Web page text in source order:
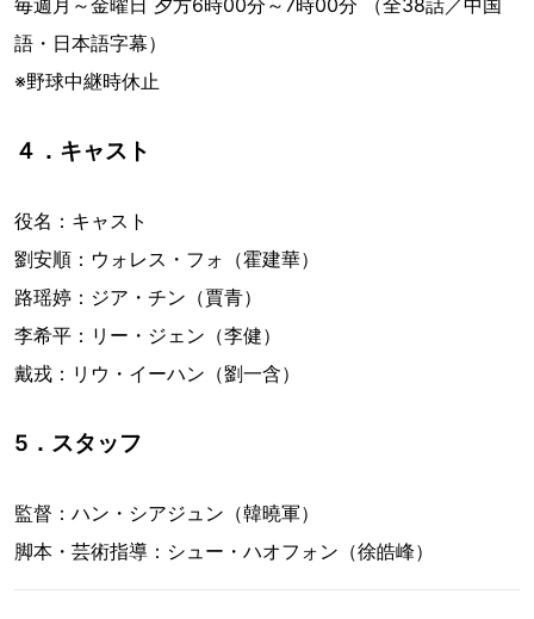
毎週月～金曜日 夕方6時00分～7時00分 （全38話／中国
語・日本語字幕）
※野球中継時休止
４．キャスト
役名：キャスト
劉安順：ウォレス・フォ（霍建華）
路瑶婷：ジア・チン（賈青）
李希平：リー・ジェン（李健）
戴戎：リウ・イーハン（劉一含）
5．スタッフ
監督：ハン・シアジュン（韓曉軍）
脚本・芸術指導：シュー・ハオフォン（徐皓峰）